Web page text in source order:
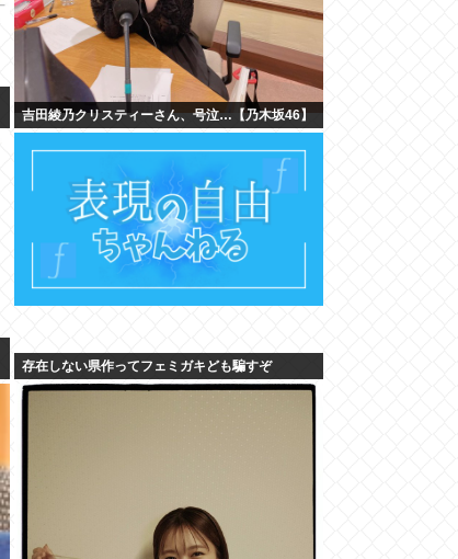
吉田綾乃クリスティーさん、号泣…【乃木坂46】
存在しない県作ってフェミガキども騙すぞ